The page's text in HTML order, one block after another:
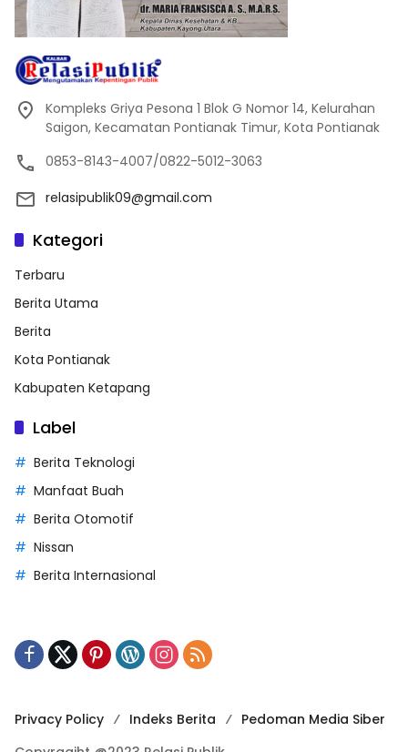
Kompleks Griya Pesona 1 Blok G Nomor 14, Kelurahan
Saigon, Kecamatan Pontianak Timur, Kota Pontianak
0853-8143-4007/0822-5012-3063
relasipublik09@gmail.com
Kategori
Terbaru
Berita Utama
Berita
Kota Pontianak
Kabupaten Ketapang
Label
Berita Teknologi
Manfaat Buah
Berita Otomotif
Nissan
Berita Internasional
Privacy Policy Indeks Berita
Pedoman Media Siber